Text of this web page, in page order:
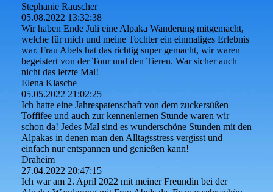
Stephanie Rauscher
05.08.2022 13:32:38
Wir haben Ende Juli eine Alpaka Wanderung mitgemacht,
welche für mich und meine Tochter ein einmaliges Erlebnis
war. Frau Abels hat das richtig super gemacht, wir waren
begeistert von der Tour und den Tieren. War sicher auch
nicht das letzte Mal!
Elena Klasche
05.05.2022 21:02:25
Ich hatte eine Jahrespatenschaft von dem zuckersüßen
Toffifee und auch zur kennenlernen Stunde waren wir
schon da! Jedes Mal sind es wunderschöne Stunden mit den
Alpakas in denen man den Alltagsstress vergisst und
einfach nur entspannen und genießen kann!
Draheim
27.04.2022 20:47:15
Ich war am 2. April 2022 mit meiner Freundin bei der